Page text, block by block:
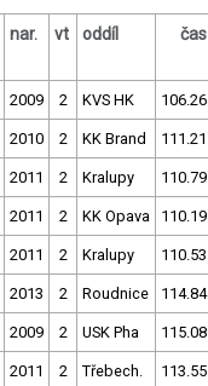
nar. vt oddíl čas
2009 2 KVS HK 106.26
2010 2 KK Brand 111.21
2011 2 Kralupy 110.79
2011 2 KK Opava 110.19
2011 2 Kralupy 110.53
2013 2 Roudnice 114.84
2009 2 USK Pha 115.08
2011 2 Třebech. 113.55